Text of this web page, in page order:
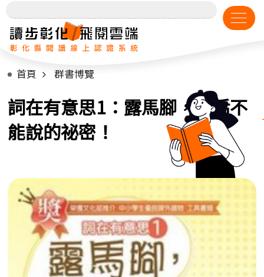
首頁 群書博覽
詞在有意思1：露馬腳，皇后不
能說的祕密！